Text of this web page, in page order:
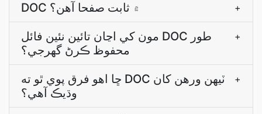
DOC ۾ ثابت صفحا آھن؟ +
مون کي اڃان تائين نئين فائل DOC طور
محفوظ ڪرڻ گهرجي؟
+
ڇا اھو فرق پوي ٿو ته DOC ٽيھن ورھن کان
وڌيڪ آھي؟
+